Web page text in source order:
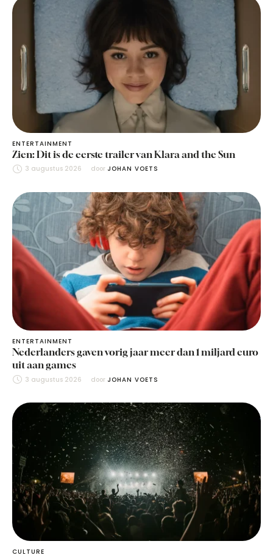
ENTERTAINMENT
Zien: Dit is de eerste trailer van Klara and the Sun
3 augustus 2026 door JOHAN VOETS
ENTERTAINMENT
Nederlanders gaven vorig jaar meer dan 1 miljard euro
uit aan games
3 augustus 2026 door JOHAN VOETS
CULTURE